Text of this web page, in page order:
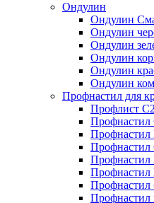
Ондулин
Ондулин
Ондулин
Ондулин
Ондулин
Ондулин
Ондулин
Профнастил для
Профлист
Профнастил
Профнастил
Профнастил
Профнастил
Профнастил
Профнастил